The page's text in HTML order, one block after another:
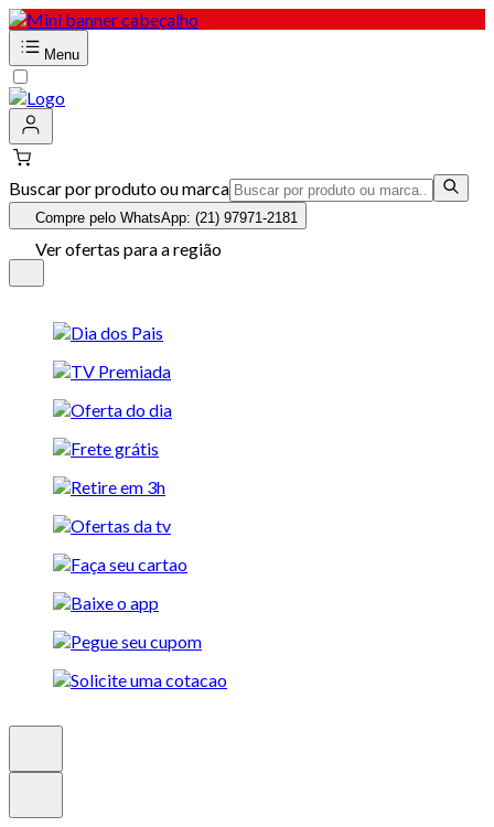
Menu
Buscar por produto ou marca
Compre pelo WhatsApp: (21) 97971-2181
Ver ofertas para a região